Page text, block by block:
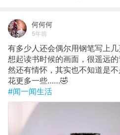
何何何
5年前
有多少人还会偶尔用钢笔写上
想起读书时候的画面，很遥远
然还有情怀，其实也不知道是
花更多一些……🤣
#闻一闻生活